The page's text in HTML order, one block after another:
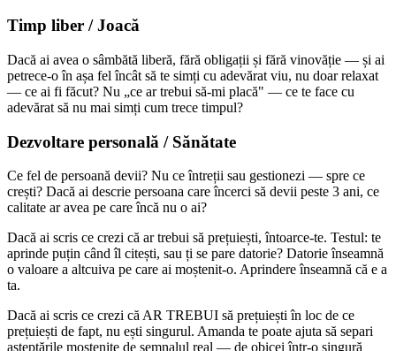
Timp liber / Joacă
Dacă ai avea o sâmbătă liberă, fără obligații și fără vinovăție — și ai
petrece-o în așa fel încât să te simți cu adevărat viu, nu doar relaxat
— ce ai fi făcut? Nu „ce ar trebui să-mi placă" — ce te face cu
adevărat să nu mai simți cum trece timpul?
Dezvoltare personală / Sănătate
Ce fel de persoană devii? Nu ce întreții sau gestionezi — spre ce
crești? Dacă ai descrie persoana care încerci să devii peste 3 ani, ce
calitate ar avea pe care încă nu o ai?
Dacă ai scris ce crezi că ar trebui să prețuiești, întoarce-te. Testul: te
aprinde puțin când îl citești, sau ți se pare datorie? Datorie înseamnă
o valoare a altcuiva pe care ai moștenit-o. Aprindere înseamnă că e a
ta.
Dacă ai scris ce crezi că AR TREBUI să prețuiești în loc de ce
prețuiești de fapt, nu ești singurul. Amanda te poate ajuta să separi
așteptările moștenite de semnalul real — de obicei într-o singură